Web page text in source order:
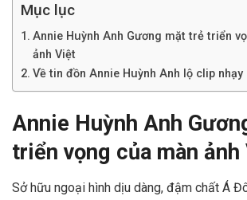
Mục lục
Annie Huỳnh Anh Gương mặt trẻ triển
ảnh Việt
Về tin đồn Annie Huỳnh Anh lộ clip nhạy
Annie Huỳnh Anh
triển vọng của màn
Sở hữu ngoại hình dịu dàng, đậm chất Á